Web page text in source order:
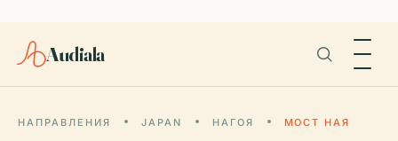
Audiala
НАПРАВЛЕНИЯ JAPAN НАГОЯ МОСТ НАЯ